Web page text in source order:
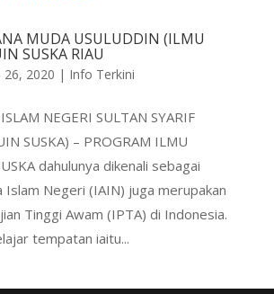
MUDA USULUDDIN (ILMU
SUSKA RIAU
26, 2020 | Info Terkini
NEGERI SULTAN SYARIF
SUSKA) – PROGRAM ILMU
dahulunya dikenali sebagai
Islam Negeri (IAIN) juga merupakan
Tinggi Awam (IPTA) di Indonesia.
tempatan iaitu...